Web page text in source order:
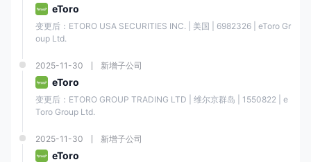
eToro
变更后：ETORO USA SECURITIES INC. | 美国 | 6982326 | eToro Gr
oup Ltd.
2025-11-30 新增子公司
eToro
变更后：ETORO GROUP TRADING LTD | 维尔京群岛 | 1550822 | e
Toro Group Ltd.
2025-11-30 新增子公司
eToro